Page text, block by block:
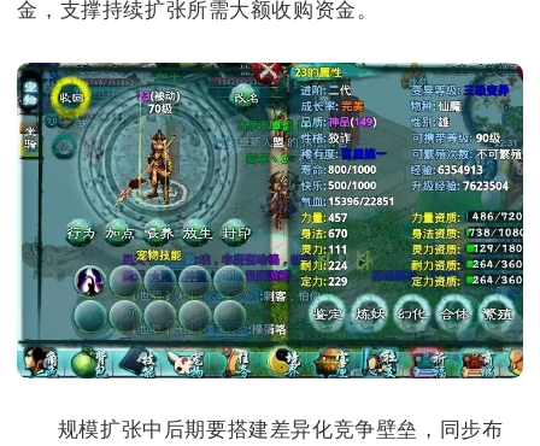
金，支撑持续扩张所需大额收购资金。
规模扩张中后期要搭建差异化竞争壁垒，同步布